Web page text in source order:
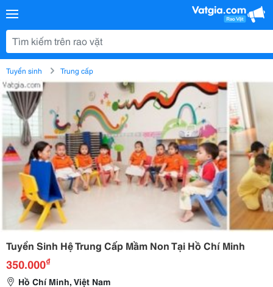
Tuyển sinh Trung cấp
Tuyển Sinh Hệ Trung Cấp Mầm Non Tại Hồ Chí Minh
350.000₫
Hồ Chí Minh, Việt Nam